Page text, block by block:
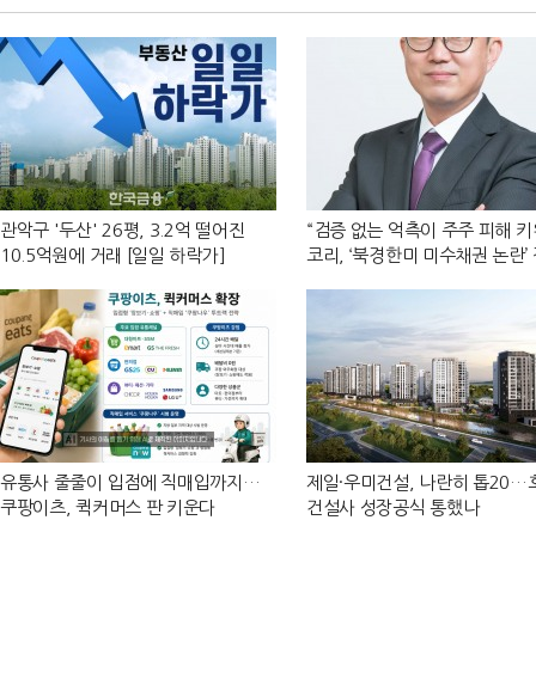
관악구 '두산' 26평, 3.2억 떨어진
10.5억원에 거래 [일일 하락가]
“검증 없는 억측이 주주 피해
코리, ‘북경한미 미수채권 논란’
유통사 줄줄이 입점에 직매입까지…
쿠팡이츠, 퀵커머스 판 키운다
제일·우미건설, 나란히 톱20…
건설사 성장공식 통했나